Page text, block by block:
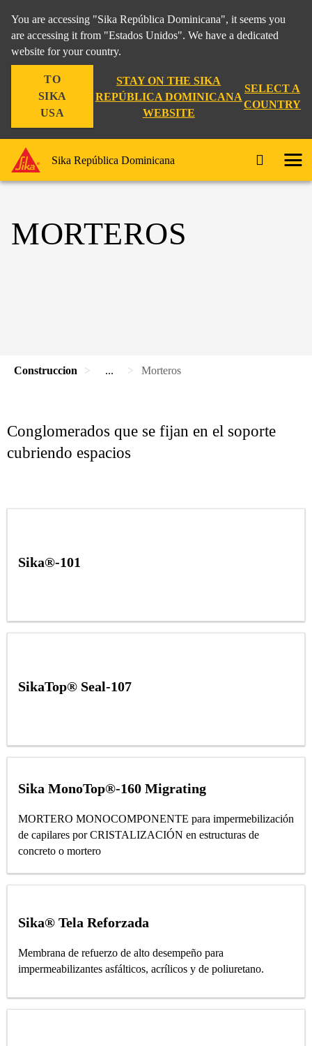
You are accessing "Sika República Dominicana", it seems you
are accessing it from "Estados Unidos". We have a dedicated
website for your country.
TO
SIKA
USA
STAY ON THE SIKA
REPÚBLICA DOMINICANA
WEBSITE
SELECT A
COUNTRY
Sika República Dominicana
MORTEROS
Construccion ... Morteros
Conglomerados que se fijan en el soporte
cubriendo espacios
Sika®-101
SikaTop® Seal-107
Sika MonoTop®-160 Migrating
MORTERO MONOCOMPONENTE para impermebilización
de capilares por CRISTALIZACIÓN en estructuras de
concreto o mortero
Sika® Tela Reforzada
Membrana de refuerzo de alto desempeño para
impermeabilizantes asfálticos, acrílicos y de poliuretano.